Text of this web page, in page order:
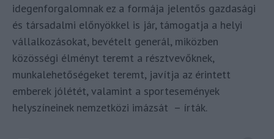
idegenforgalomnak ez a formája jelentős gazdasági
és társadalmi előnyökkel is jár, támogatja a helyi
vállalkozásokat, bevételt generál, miközben
közösségi élményt teremt a résztvevőknek,
munkalehetőségeket teremt, javítja az érintett
emberek jólétét, valamint a sportesemények
helyszíneinek nemzetközi imázsát – írták.